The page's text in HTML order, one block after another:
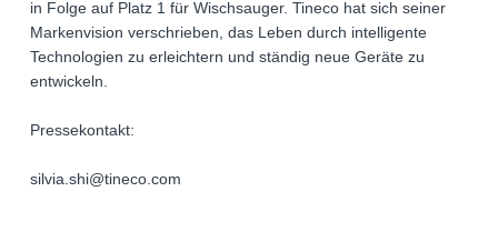
in Folge auf Platz 1 für Wischsauger. Tineco hat sich seiner
Markenvision verschrieben, das Leben durch intelligente
Technologien zu erleichtern und ständig neue Geräte zu
entwickeln.
Pressekontakt:
silvia.shi@tineco.com